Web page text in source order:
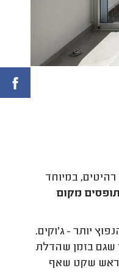
במיוחד
מקום
יותר - ג'וקים.
שגם בזמן שהדלת
בראש שקט שאף